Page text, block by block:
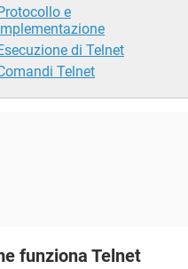
e
di Telnet
Telnet
funziona Telnet